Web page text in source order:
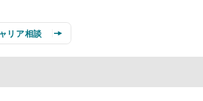
リア相談